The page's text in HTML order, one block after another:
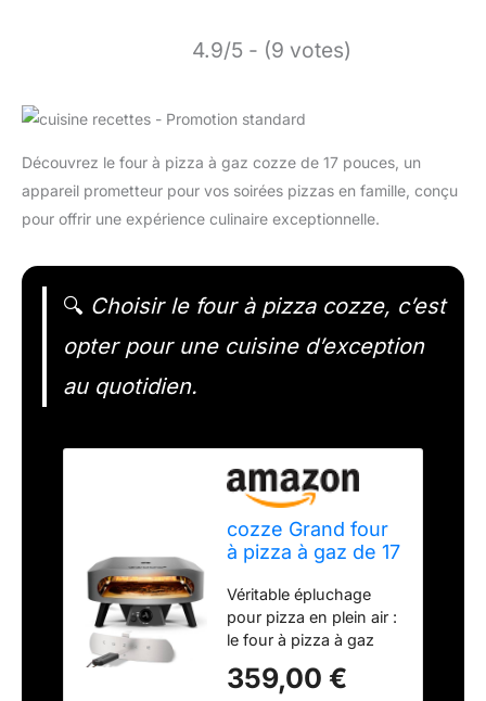
4.9/5 - (9 votes)
Découvrez le four à pizza à gaz cozze de 17 pouces, un
appareil prometteur pour vos soirées pizzas en famille, conçu
pour offrir une expérience culinaire exceptionnelle.
🔍 Choisir le four à pizza cozze, c’est
opter pour une cuisine d’exception
au quotidien.
cozze Grand four
à pizza à gaz de 17
- Four à pizza
avec régulateur
pour pizzas
familiales - Tuyau
de gaz et
Véritable épluchage
pour pizza en plein air :
le four à pizza à gaz
apporte une touche
359,00 €